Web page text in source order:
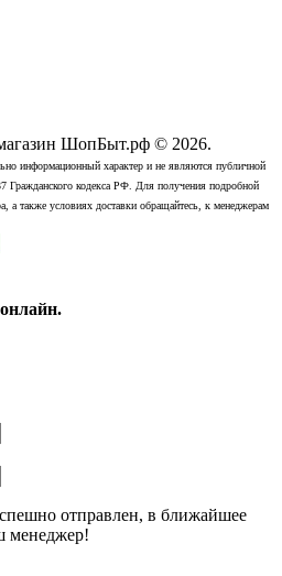
ШопБыт.рф © 2026.
информационный характер и не являются публичной
Гражданского кодекса РФ. Для получения подробной
а также условиях доставки обращайтесь, к менеджерам
отправлен, в ближайшее
менеджер!